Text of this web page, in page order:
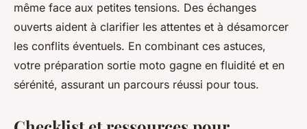
même face aux petites tensions. Des échanges
ouverts aident à clarifier les attentes et à désamorcer
les conflits éventuels. En combinant ces astuces,
votre préparation sortie moto gagne en fluidité et en
sérénité, assurant un parcours réussi pour tous.